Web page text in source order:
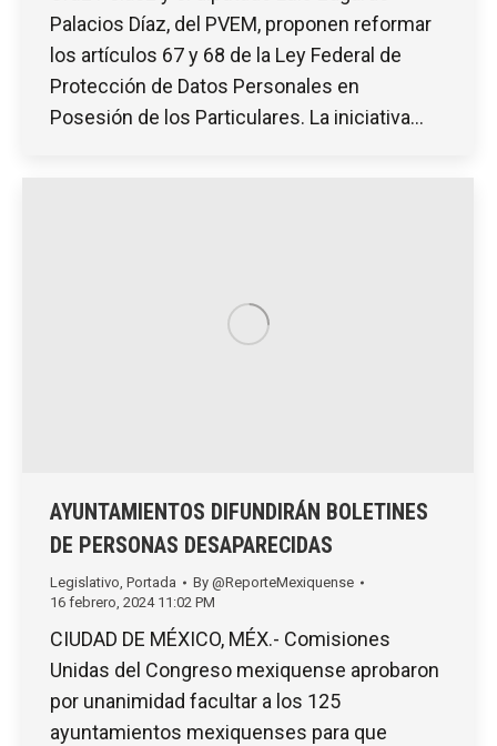
Palacios Díaz, del PVEM, proponen reformar
los artículos 67 y 68 de la Ley Federal de
Protección de Datos Personales en
Posesión de los Particulares. La iniciativa…
AYUNTAMIENTOS DIFUNDIRÁN BOLETINES
DE PERSONAS DESAPARECIDAS
Legislativo, Portada By @ReporteMexiquense
16 febrero, 2024 11:02 PM
CIUDAD DE MÉXICO, MÉX.- Comisiones
Unidas del Congreso mexiquense aprobaron
por unanimidad facultar a los 125
ayuntamientos mexiquenses para que